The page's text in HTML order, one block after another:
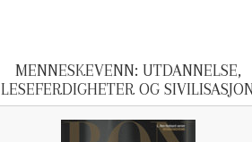
MENNESKEVENN: UTDANNELSE,
LESEFERDIGHETER OG